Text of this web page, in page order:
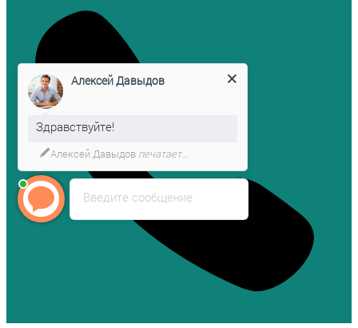
Введите сообщение
Алексей Давыдов
Здравствуйте!
Алексей Давыдов печатает...